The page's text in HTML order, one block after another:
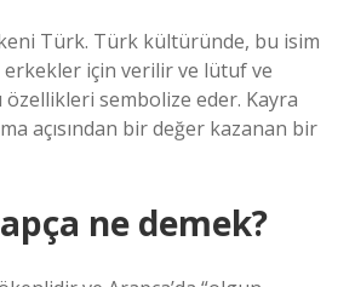
Türk. Türk kültüründe, bu isim
erkekler için verilir ve lütuf ve
sembolize eder. Kayra
açısından bir değer kazanan bir
ne demek?